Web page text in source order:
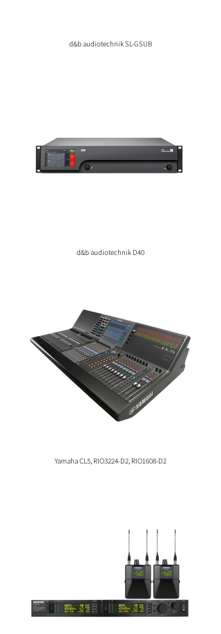
d&b audiotechnik SL-GSUB
d&b audiotechnik D40
Yamaha CL5, RIO3224-D2, RIO1608-D2